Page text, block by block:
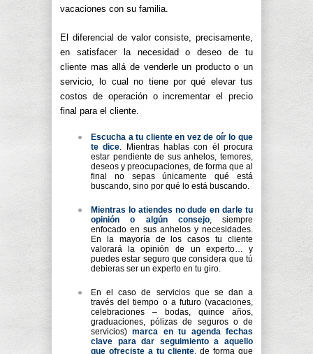
vacaciones con su familia.
El diferencial de valor consiste, precisamente,
en satisfacer la necesidad o deseo de tu
cliente mas allá de venderle un producto o un
servicio, lo cual no tiene por qué elevar tus
costos de operación o incrementar el precio
final para el cliente.
Escucha a tu cliente en vez de oír lo que
te dice. Mientras hablas con él procura
estar pendiente de sus anhelos, temores,
deseos y preocupaciones, de forma que al
final no sepas únicamente qué está
buscando, sino por qué lo está buscando.
Mientras lo atiendes no dude en darle tu
opinión o algún consejo, siempre
enfocado en sus anhelos y necesidades.
En la mayoría de los casos tu cliente
valorará la opinión de un experto… y
puedes estar seguro que considera que tú
debieras ser un experto en tu giro.
En el caso de servicios que se dan a
través del tiempo o a futuro (vacaciones,
celebraciones – bodas, quince años,
graduaciones, pólizas de seguros o de
servicios)marca en tu agenda fechas
clave para dar seguimiento a aquello
que ofreciste a tu cliente, de forma que